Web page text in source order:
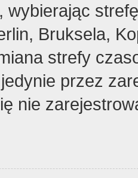
wybierając
Bruksela,
strefy
przez
nie